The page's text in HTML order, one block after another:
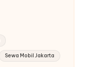
Sewa Mobil Jakarta